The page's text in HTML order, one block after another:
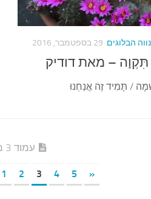
נווה הבלוגים 29 בספטמבר, 2016
– מאת דודיק
/ תָּמִיד זֶה אֲנַחְנוּ
עמוד 3 מתוך 6
«
1 2 3 4 5